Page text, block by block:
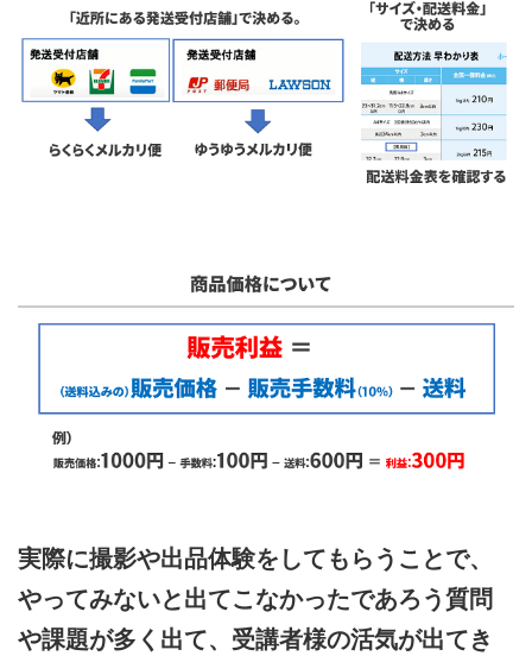
実際に撮影や出品体験をしてもらうことで、
やってみないと出てこなかったであろう質問
や課題が多く出て、受講者様の活気が出てき